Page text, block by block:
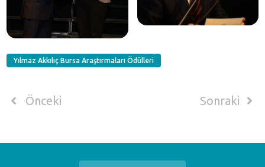
Yılmaz Akkılıç Bursa Araştırmaları Ödülleri
Önceki Sonraki